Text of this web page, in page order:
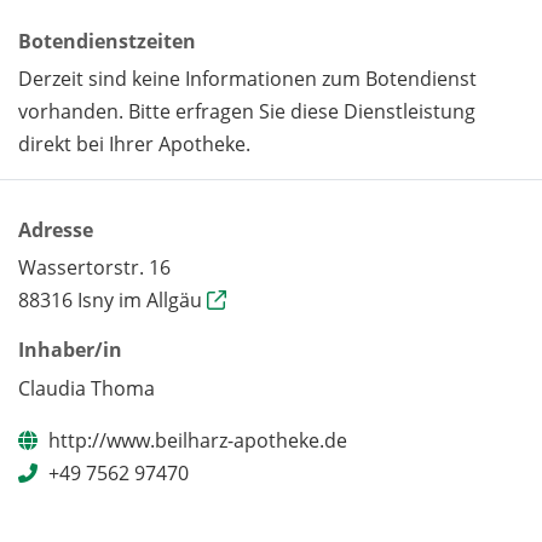
Botendienstzeiten
Derzeit sind keine Informationen zum Botendienst
vorhanden. Bitte erfragen Sie diese Dienstleistung
direkt bei Ihrer Apotheke.
Adresse
Wassertorstr. 16
88316 Isny im Allgäu
Inhaber/in
Claudia Thoma
http://www.beilharz-apotheke.de
+49 7562 97470